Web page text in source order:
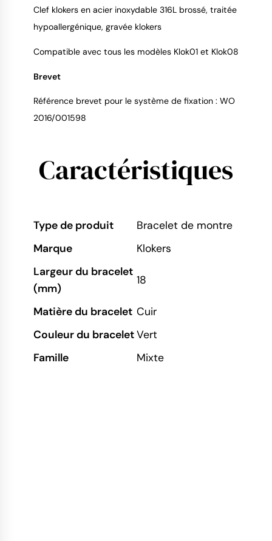
Clef klokers en acier inoxydable 316L brossé, traitée
hypoallergénique, gravée klokers
Compatible avec tous les modèles Klok01 et Klok08
Brevet
Référence brevet pour le système de fixation : WO
2016/001598
Caractéristiques
Type de produit
Bracelet de montre
Marque
Klokers
Largeur du bracelet
(mm)
18
Matière du bracelet Cuir
Couleur du braceletVert
Famille
Mixte